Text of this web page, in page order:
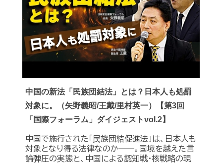
中国の新法「民族団結法」とは？日本人も処罰
対象に。（矢野義昭/王戴/里村英一）【第3回
「国際フォーラム」ダイジェストvol.2】
中国で施行された「民族団結促進法」は、日本人も
対象となり得る法律なのか――。国境を越えた言
論弾圧の実態と、中国による認知戦・核戦略の現